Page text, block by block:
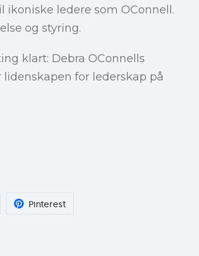
ledere som OConnell.
og styring.
klart: Debra OConnells
for lederskap på
Pinterest